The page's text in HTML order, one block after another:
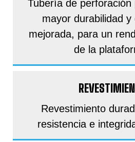
Tubería de perforación
mayor durabilidad y
mejorada, para un
de la
Revestimiento
resistencia e